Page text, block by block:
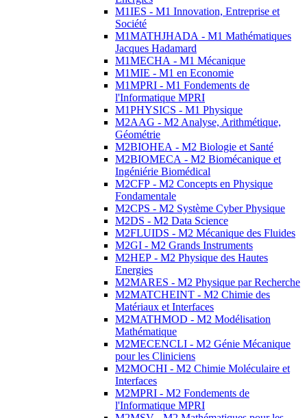
M1IES - M1 Innovation, Entreprise et
Société
M1MATHJHADA - M1 Mathématiques
Jacques Hadamard
M1MECHA - M1 Mécanique
M1MIE - M1 en Economie
M1MPRI - M1 Fondements de
l'Informatique MPRI
M1PHYSICS - M1 Physique
M2AAG - M2 Analyse, Arithmétique,
Géométrie
M2BIOHEA - M2 Biologie et Santé
M2BIOMECA - M2 Biomécanique et
Ingéniérie Biomédical
M2CFP - M2 Concepts en Physique
Fondamentale
M2CPS - M2 Système Cyber Physique
M2DS - M2 Data Science
M2FLUIDS - M2 Mécanique des Fluides
M2GI - M2 Grands Instruments
M2HEP - M2 Physique des Hautes
Energies
M2MARES - M2 Physique par Recherche
M2MATCHEINT - M2 Chimie des
Matériaux et Interfaces
M2MATHMOD - M2 Modélisation
Mathématique
M2MECENCLI - M2 Génie Mécanique
pour les Cliniciens
M2MOCHI - M2 Chimie Moléculaire et
Interfaces
M2MPRI - M2 Fondements de
l'Informatique MPRI